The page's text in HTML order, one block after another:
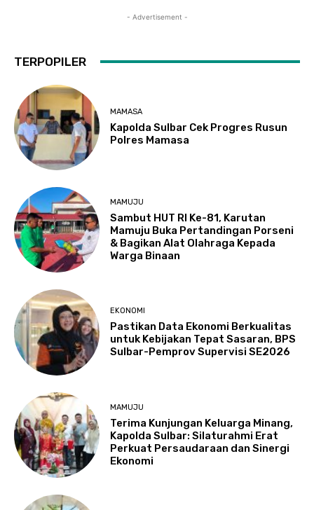
- Advertisement -
TERPOPILER
MAMASA
Kapolda Sulbar Cek Progres Rusun
Polres Mamasa
MAMUJU
Sambut HUT RI Ke-81, Karutan
Mamuju Buka Pertandingan Porseni
& Bagikan Alat Olahraga Kepada
Warga Binaan
EKONOMI
Pastikan Data Ekonomi Berkualitas
untuk Kebijakan Tepat Sasaran, BPS
Sulbar-Pemprov Supervisi SE2026
MAMUJU
Terima Kunjungan Keluarga Minang,
Kapolda Sulbar: Silaturahmi Erat
Perkuat Persaudaraan dan Sinergi
Ekonomi